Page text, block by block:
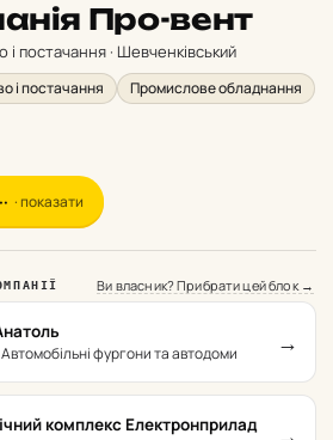
Про-вент
і постачання · Шевченківський
і постачання Промислове обладнання
· показати
Ви власник? Прибрати цей блок →
фургони та автодоми →
комплекс Електронприлад